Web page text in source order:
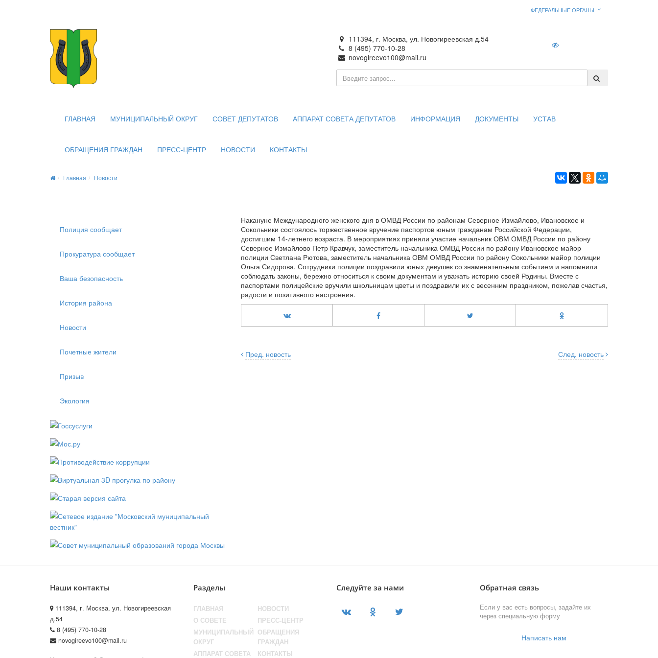
ФЕДЕРАЛЬНЫЕ ОРГАНЫ
111394, г. Москва, ул. Новогиреевская д.54
8 (495) 770-10-28
novogireevo100@mail.ru
ГЛАВНАЯ МУНИЦИПАЛЬНЫЙ ОКРУГ СОВЕТ ДЕПУТАТОВ АППАРАТ СОВЕТА ДЕПУТАТОВ ИНФОРМАЦИЯ ДОКУМЕНТЫ УСТАВ
ОБРАЩЕНИЯ ГРАЖДАН ПРЕСС-ЦЕНТР НОВОСТИ КОНТАКТЫ
Главная Новости
Полиция сообщает
Прокуратура сообщает
Ваша безопасность
История района
Новости
Почетные жители
Призыв
Экология
Накануне Международного женского дня в ОМВД России по районам Северное Измайлово, Ивановское и
Сокольники состоялось торжественное вручение паспортов юным гражданам Российской Федерации,
достигшим 14-летнего возраста. В мероприятиях приняли участие начальник ОВМ ОМВД России по району
Северное Измайлово Петр Кравчук, заместитель начальника ОМВД России по району Ивановское майор
полиции Светлана Рютова, заместитель начальника ОВМ ОМВД России по району Сокольники майор полиции
Ольга Сидорова. Сотрудники полиции поздравили юных девушек со знаменательным событием и напомнили
соблюдать законы, бережно относиться к своим документам и уважать историю своей Родины. Вместе с
паспортами полицейские вручили школьницам цветы и поздравили их с весенним праздником, пожелав счастья,
радости и позитивного настроения.
След. новость
Пред. новость
Наши контакты
111394, г. Москва, ул. Новогиреевская
д.54
8 (495) 770-10-28
novogireevo100@mail.ru
Разделы
ГЛАВНАЯ
О СОВЕТЕ
МУНИЦИПАЛЬНЫЙ
ОКРУГ
АППАРАТ СОВЕТА
НОВОСТИ
ПРЕСС-ЦЕНТР
ОБРАЩЕНИЯ
ГРАЖДАН
КОНТАКТЫ
Следуйте за нами Обратная связь
Если у вас есть вопросы, задайте их
через специальную форму
Написать нам